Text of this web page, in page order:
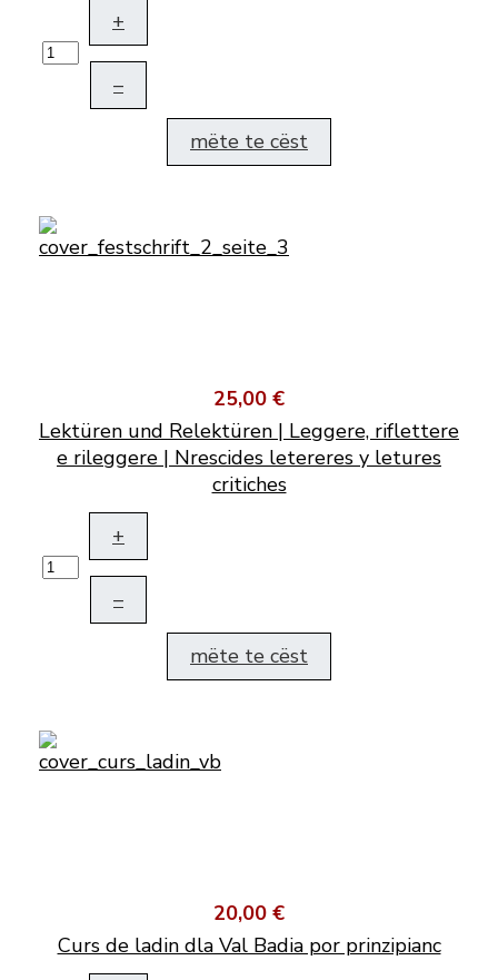
+
–
mëte te cëst
25,00 €
Lektüren und Relektüren | Leggere, riflettere
e rileggere | Nrescides letereres y letures
critiches
+
–
mëte te cëst
20,00 €
Curs de ladin dla Val Badia por prinzipianc